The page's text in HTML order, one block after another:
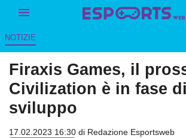
NOTIZIE
Firaxis Games, il
Civilization è in fase di
sviluppo
17.02.2023 16:30 di Redazione Esportsweb